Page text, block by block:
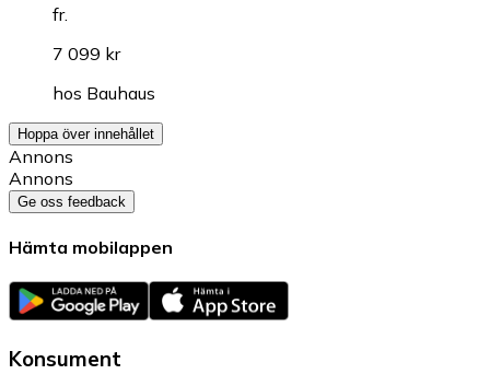
fr.
7 099 kr
hos Bauhaus
Hoppa över innehållet
Annons
Annons
Ge oss feedback
Hämta mobilappen
Konsument